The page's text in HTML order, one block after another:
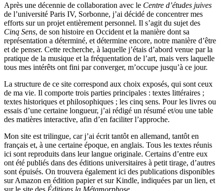
Après une décennie de collaboration avec le Centre d’études juives
de l’université Paris IV, Sorbonne, j’ai décidé de concentrer mes
efforts sur un projet entièrement personnel. Il s’agit du sujet des
Cinq Sens, de son histoire en Occident et la manière dont sa
représentation a déterminé, et détermine encore, notre manière d’être
et de penser. Cette recherche, à laquelle j’étais d’abord venue par la
pratique de la musique et la fréquentation de l’art, mais vers laquelle
tous mes intérêts ont fini par converger, m’occupe jusqu’à ce jour.
La structure de ce site correspond aux choix exposés, qui sont ceux
de ma vie. Il comporte trois parties principales : textes littéraires ;
textes historiques et philosophiques ; les cinq sens. Pour les livres ou
essais d’une certaine longueur, j’ai rédigé un résumé et/ou une table
des matières interactive, afin d’en faciliter l’approche.
Mon site est trilingue, car j’ai écrit tantôt en allemand, tantôt en
français et, à une certaine époque, en anglais. Tous les textes réunis
ici sont reproduits dans leur langue originale. Certains d’entre eux
ont été publiés dans des éditions universitaires à petit tirage, d’autres
sont épuisés. On trouvera également ici des publications disponibles
sur Amazon en édition papier et sur Kindle, indiquées par un lien, et
sur le site des Éditions la Métamorphose